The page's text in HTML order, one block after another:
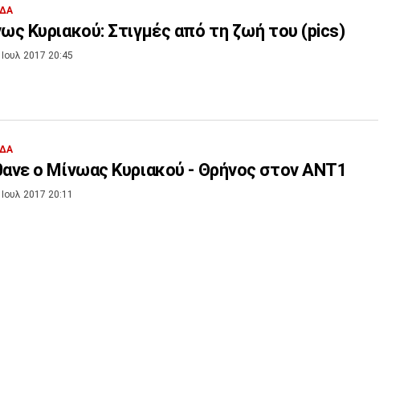
Κυριακού: Στιγμές από τη ζωή του (pics)
2017 20:45
ο Μίνωας Κυριακού - Θρήνος στον ΑΝΤ1
2017 20:11